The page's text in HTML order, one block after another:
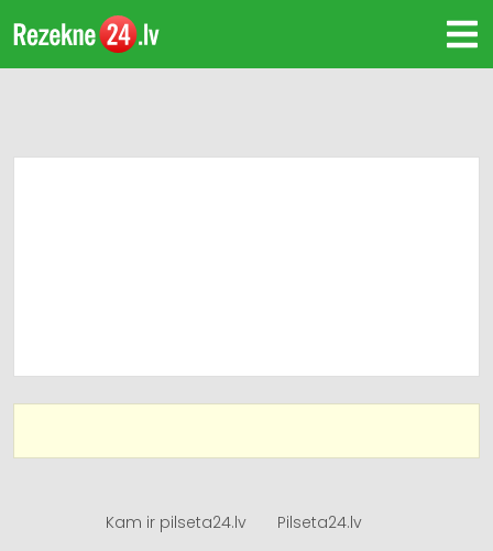
Kam ir pilseta24.lv
Pilseta24.lv